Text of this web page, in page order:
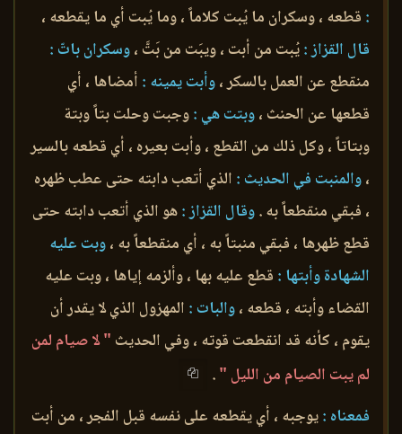
: قطعه ، وسكران ما يُبت كلاماً ، وما يُبت أي ما يقطعه ،
قال القزاز :يُبت من أبت ، ويبَت من بَتَّ ،وسكران باتّ :
منقطع عن العمل بالسكر ،وأبت يمينه : أمضاها ، أي
قطعها عن الحنث ،وبتت هي :وجبت وحلت بتاً وبتة
وبتاتاً ، وكل ذلك من القطع ، وأبت بعيره ، أي قطعه بالسير
،والمنبت في الحديث : الذي أتعب دابته حتى عطب ظهره
، فبقي منقطعاً به .وقال القزاز :هو الذي أتعب دابته حتى
قطع ظهرها ، فبقي منبتاً به ، أي منقطعاً به ،وبت عليه
الشهادة وأبتها : قطع عليه بها ، وألزمه إياها ، وبت عليه
القضاء وأبته ، قطعه ،والبات : المهزول الذي لا يقدر أن
يقوم ، كأنه قد انقطعت قوته ، وفي الحديث " لا صيام لمن
لم يبت الصيام من الليل ".
فمعناه :يوجبه ، أي يقطعه على نفسه قبل الفجر ، من أبت